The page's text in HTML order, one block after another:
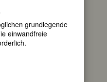
grundlegende
einwandfreie